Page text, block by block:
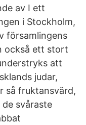
av I ett
i Stockholm,
församlingens
också ett stort
att
judar,
så fruktansvärd,
svåraste